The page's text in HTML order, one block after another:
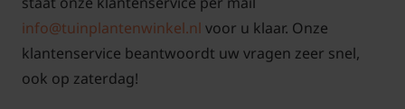
info@tuinplantenwinkel.nl voor u klaar. Onze
klantenservice beantwoordt uw vragen zeer snel,
ook op zaterdag!